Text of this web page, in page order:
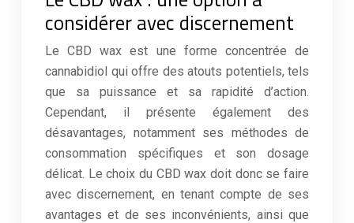
considérer avec discernement
Le CBD wax est une forme concentrée de
cannabidiol qui offre des atouts potentiels, tels
que sa puissance et sa rapidité d’action.
Cependant, il présente également des
désavantages, notamment ses méthodes de
consommation spécifiques et son dosage
délicat. Le choix du CBD wax doit donc se faire
avec discernement, en tenant compte de ses
avantages et de ses inconvénients, ainsi que